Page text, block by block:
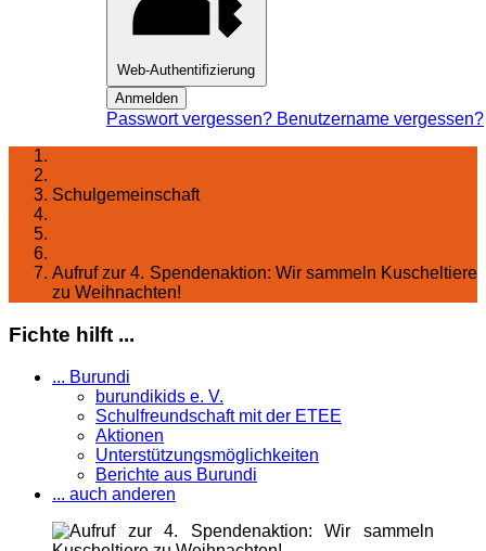
Web-Authentifizierung
Anmelden
Passwort vergessen? Benutzername vergessen?
Schulgemeinschaft
Aufruf zur 4. Spendenaktion: Wir sammeln Kuscheltiere
zu Weihnachten!
Fichte hilft ...
... Burundi
burundikids e. V.
Schulfreundschaft mit der ETEE
Aktionen
Unterstützungsmöglichkeiten
Berichte aus Burundi
... auch anderen